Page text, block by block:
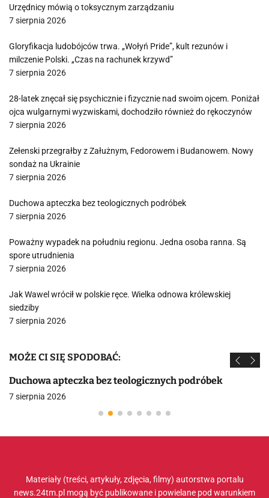
Urzędnicy mówią o toksycznym zarządzaniu
7 sierpnia 2026
Gloryfikacja ludobójców trwa. „Wołyń Pride”, kult rezunów i
milczenie Polski. „Czas na rachunek krzywd”
7 sierpnia 2026
28-latek znęcał się psychicznie i fizycznie nad swoim ojcem. Poniżał
ojca wulgarnymi wyzwiskami, dochodziło również do rękoczynów
7 sierpnia 2026
Zełenski przegrałby z Załużnym, Fedorowem i Budanowem. Nowy
sondaż na Ukrainie
7 sierpnia 2026
Duchowa apteczka bez teologicznych podróbek
7 sierpnia 2026
Poważny wypadek na południu regionu. Jedna osoba ranna. Są
spore utrudnienia
7 sierpnia 2026
Jak Wawel wrócił w polskie ręce. Wielka odnowa królewskiej
siedziby
7 sierpnia 2026
MOŻE CI SIĘ SPODOBAĆ:
Duchowa apteczka bez teologicznych podróbek
7 sierpnia 2026
Materiały (treści, artykuły, zdjęcia, filmy) autorstwa portalu
news.24tm.pl mogą być publikowane i powielane pod warunkiem